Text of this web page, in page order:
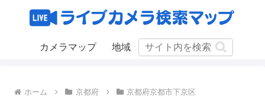
カメラマップ 地域
ホーム 京都府 京都府京都市下京区